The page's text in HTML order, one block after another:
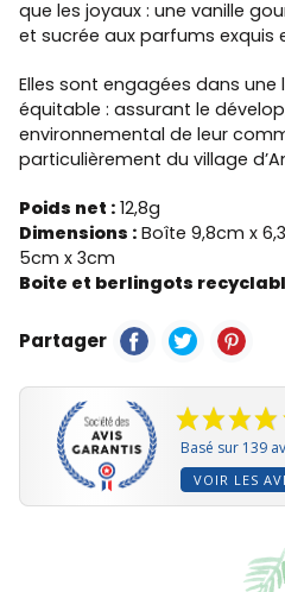
que les joyaux : une vanille
et sucrée aux parfums exquis
Elles sont engagées dans
équitable : assurant le
environnemental de leur
particulièrement du village
Poids net : 12,8g
Dimensions : Boîte 9,8cm x
5cm x 3cm
Boite et berlingots
Partager
Basé sur 139
VOIR LES